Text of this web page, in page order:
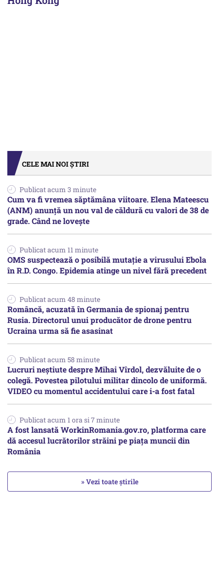
CELE MAI NOI ȘTIRI
Publicat acum 3 minute
Cum va fi vremea săptămâna viitoare. Elena Mateescu
(ANM) anunță un nou val de căldură cu valori de 38 de
grade. Când ne lovește
Publicat acum 11 minute
OMS suspectează o posibilă mutație a virusului Ebola
în R.D. Congo. Epidemia atinge un nivel fără precedent
Publicat acum 48 minute
Româncă, acuzată în Germania de spionaj pentru
Rusia. Directorul unui producător de drone pentru
Ucraina urma să fie asasinat
Publicat acum 58 minute
Lucruri neștiute despre Mihai Vîrdol, dezvăluite de o
colegă. Povestea pilotului militar dincolo de uniformă.
VIDEO cu momentul accidentului care i-a fost fatal
Publicat acum 1 ora si 7 minute
A fost lansată WorkinRomania.gov.ro, platforma care
dă accesul lucrătorilor străini pe piața muncii din
România
» Vezi toate știrile